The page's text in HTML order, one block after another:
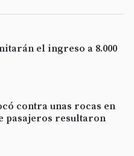
el ingreso a 8.000
contra unas rocas en
pasajeros resultaron